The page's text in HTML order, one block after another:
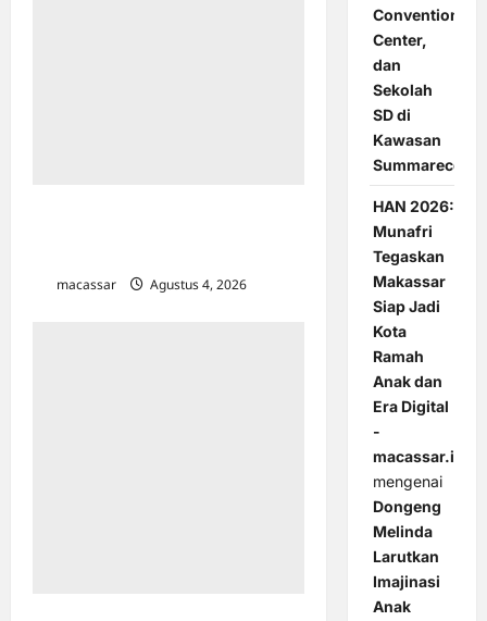
macassar
Agustus 4, 2026
Convention
Center,
dan
Sekolah
SD di
Kawasan
Summarecon
HAN 2026:
Munafri
Tegaskan
Makassar
Siap Jadi
Kota
Ramah
Anak dan
Era Digital
-
macassar.id
mengenai
Dongeng
Melinda
Larutkan
Imajinasi
Anak